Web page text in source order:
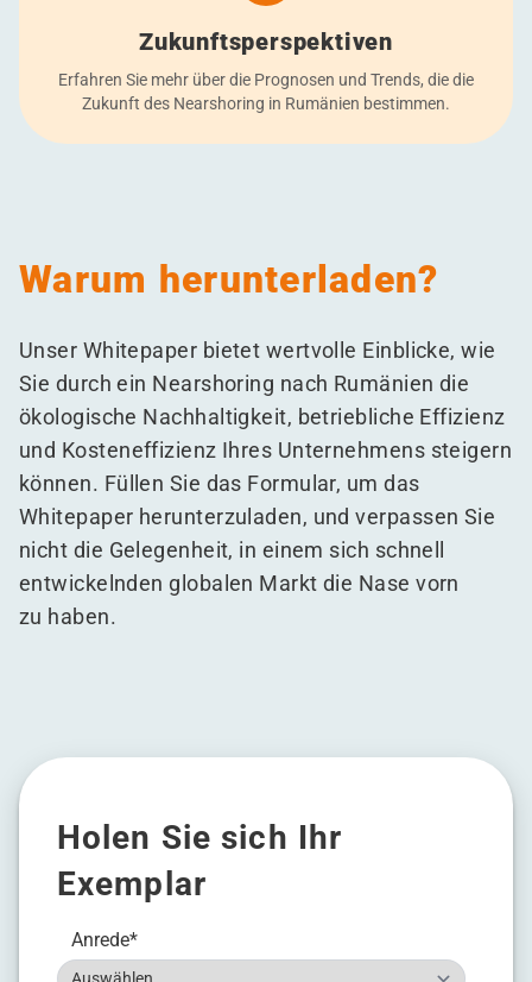
Zukunftsperspektiven
Erfahren Sie mehr über die Prognosen und Trends, die die
Zukunft des Nearshoring in Rumänien bestimmen.
Warum herunterladen?
Unser Whitepaper bietet wertvolle Einblicke, wie
Sie durch ein Nearshoring nach Rumänien die
ökologische Nachhaltigkeit, betriebliche Effizienz
und Kosteneffizienz Ihres Unternehmens steigern
können. Füllen Sie das Formular, um das
Whitepaper herunterzuladen, und verpassen Sie
nicht die Gelegenheit, in einem sich schnell
entwickelnden globalen Markt die Nase vorn
zu haben.
Holen Sie sich Ihr
Exemplar
Anrede*